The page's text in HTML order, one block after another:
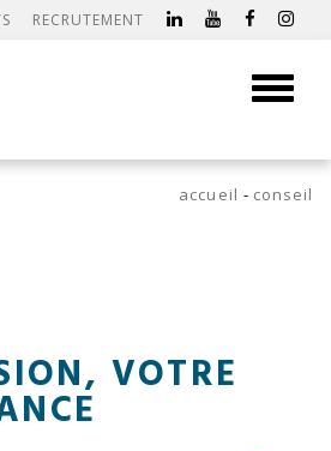
RECRUTEMENT
Toggle
accueil conseil
VOTRE